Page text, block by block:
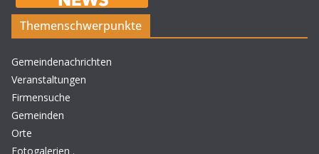
Themenschwerpunkte
Gemeindenachrichten
Veranstaltungen
Firmensuche
Gemeinden
Orte
Fotogalerien .